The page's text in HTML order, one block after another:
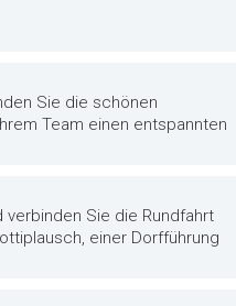
Sie die schönen
Team einen entspannten
Sie die Rundfahrt
einer Dorfführung